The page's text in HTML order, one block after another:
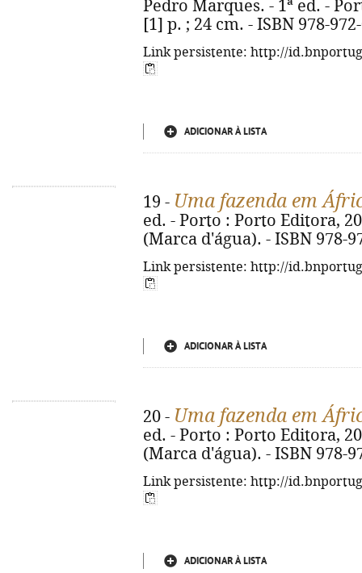
Pedro Marques. - 1ª ed. -
[1] p. ; 24 cm. - ISBN 978-
Link persistente: http://
ADICIONAR À LISTA
19 - Uma fazenda em
ed. - Porto : Porto Editora,
(Marca d'água). - ISBN 978-
Link persistente: http://
ADICIONAR À LISTA
20 - Uma fazenda em
ed. - Porto : Porto Editora,
(Marca d'água). - ISBN 978-
Link persistente: http://
ADICIONAR À LISTA